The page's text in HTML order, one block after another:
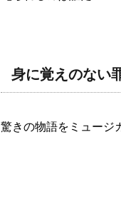
身に覚えのない
驚きの物語をミュージ